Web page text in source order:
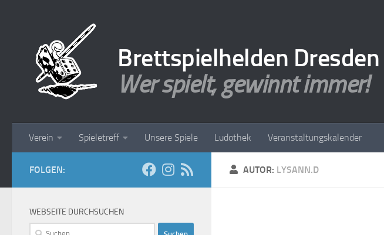
Brettspielhelden Dresden
Wer spielt, gewinnt immer!
Verein Spieletreff Unsere Spiele Ludothek Veranstaltungskalender
AUTOR: LYSANN.D
FOLGEN:
WEBSEITE DURCHSUCHEN
Suchen